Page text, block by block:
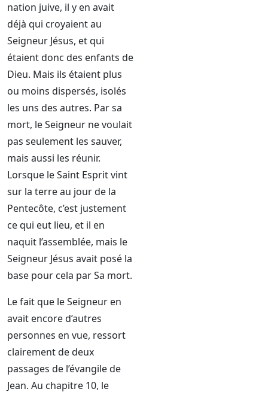
nation juive, il y en avait
déjà qui croyaient au
Seigneur Jésus, et qui
étaient donc des enfants de
Dieu. Mais ils étaient plus
ou moins dispersés, isolés
les uns des autres. Par sa
mort, le Seigneur ne voulait
pas seulement les sauver,
mais aussi les réunir.
Lorsque le Saint Esprit vint
sur la terre au jour de la
Pentecôte, c’est justement
ce qui eut lieu, et il en
naquit l’assemblée, mais le
Seigneur Jésus avait posé la
base pour cela par Sa mort.
Le fait que le Seigneur en
avait encore d’autres
personnes en vue, ressort
clairement de deux
passages de l’évangile de
Jean. Au chapitre 10, le